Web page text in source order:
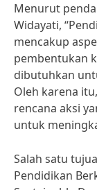
Menurut
Widayati,
mencakup
pembentukan
dibutuhkan
Oleh karena
rencana aksi
untuk
Salah satu
Pendidikan